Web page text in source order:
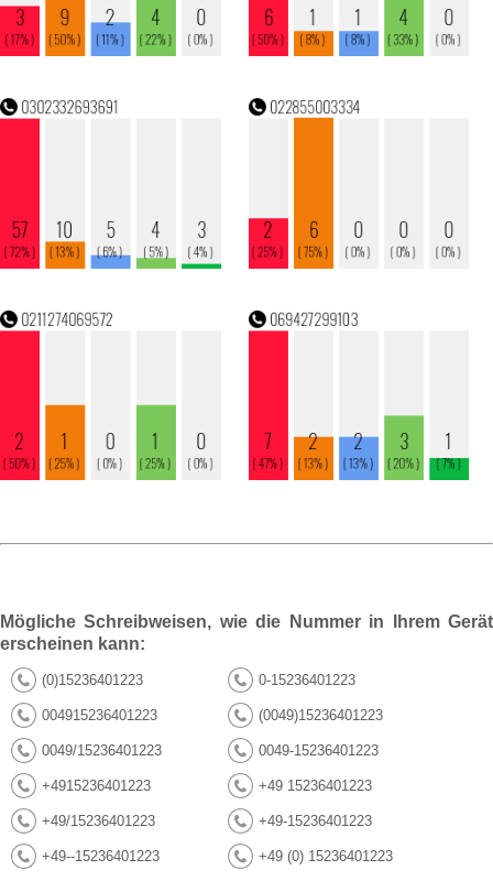
Mögliche Schreibweisen, wie die Nummer in Ihrem Gerät
erscheinen kann:
(0)15236401223 0-15236401223
004915236401223 (0049)15236401223
0049/15236401223 0049-15236401223
+4915236401223 +49 15236401223
+49/15236401223 +49-15236401223
+49--15236401223 +49 (0) 15236401223